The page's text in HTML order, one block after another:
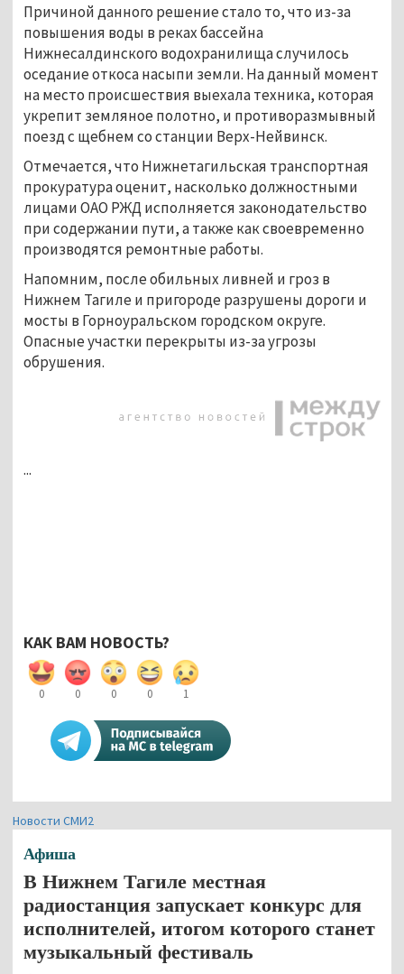
Причиной данного решение стало то, что из-за
повышения воды в реках бассейна
Нижнесалдинского водохранилища случилось
оседание откоса насыпи земли. На данный момент
на место происшествия выехала техника, которая
укрепит земляное полотно, и противоразмывный
поезд с щебнем со станции Верх-Нейвинск.
Отмечается, что Нижнетагильская транспортная
прокуратура оценит, насколько должностными
лицами ОАО РЖД исполняется законодательство
при содержании пути, а также как своевременно
производятся ремонтные работы.
Напомним, после обильных ливней и гроз в
Нижнем Тагиле и пригороде разрушены дороги и
мосты в Горноуральском городском округе.
Опасные участки перекрыты из-за угрозы
обрушения.
...
КАК ВАМ НОВОСТЬ?
0 0 0 0 1
Новости СМИ2
Афиша
В Нижнем Тагиле местная
радиостанция запускает конкурс для
исполнителей, итогом которого станет
музыкальный фестиваль